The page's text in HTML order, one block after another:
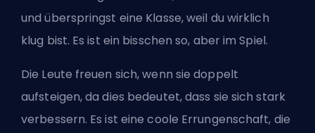
und überspringst eine Klasse, weil du wirklich
klug bist. Es ist ein bisschen so, aber im Spiel.
Die Leute freuen sich, wenn sie doppelt
aufsteigen, da dies bedeutet, dass sie sich stark
verbessern. Es ist eine coole Errungenschaft, die